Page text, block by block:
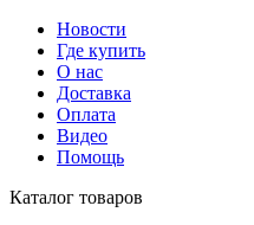
Новости
Где купить
О нас
Доставка
Оплата
Видео
Помощь
Каталог товаров